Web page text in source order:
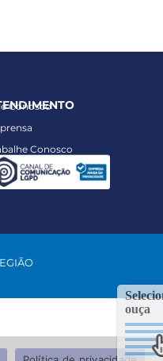
Conosco
Conosco
ouça